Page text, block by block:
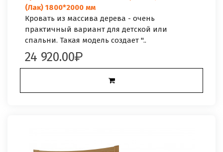
(Лак) 1800*2000 мм
Кровать из массива дерева - очень
практичный вариант для детской или
спальни. Такая модель создает "..
24 920.00